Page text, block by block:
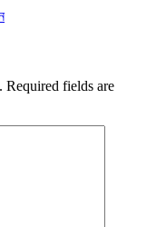
Required fields are